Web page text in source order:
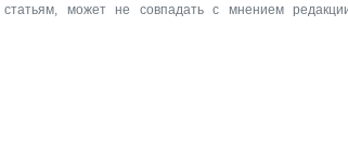
может не совпадать с мнением